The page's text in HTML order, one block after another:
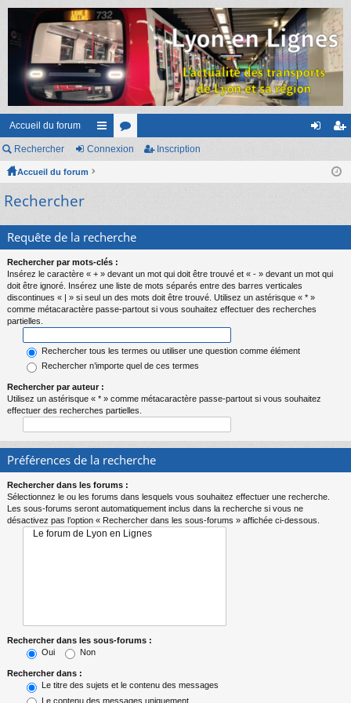
Accueil du forum
ac
s
or
cri
Rechercher Connexion Inscription
Accueil du forum
Rechercher
Requête de la recherche
Rechercher par mots-clés :
Insérez le caractère « + » devant un mot qui doit être trouvé et « - » devant un mot qui
doit être ignoré. Insérez une liste de mots séparés entre des barres verticales
discontinues « | » si seul un des mots doit être trouvé. Utilisez un astérisque « * »
comme métacaractère passe-partout si vous souhaitez effectuer des recherches
partielles.
Rechercher tous les termes ou utiliser une question comme élément
Rechercher n’importe quel de ces termes
Rechercher par auteur :
Utilisez un astérisque « * » comme métacaractère passe-partout si vous souhaitez
effectuer des recherches partielles.
Préférences de la recherche
Rechercher dans les forums :
Sélectionnez le ou les forums dans lesquels vous souhaitez effectuer une recherche.
Les sous-forums seront automatiquement inclus dans la recherche si vous ne
désactivez pas l’option « Rechercher dans les sous-forums » affichée ci-dessous.
Rechercher dans les sous-forums :
Oui
Non
Rechercher dans :
Le titre des sujets et le contenu des messages
Le contenu des messages uniquement